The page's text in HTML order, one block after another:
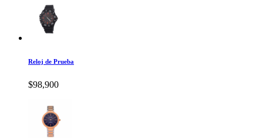
Reloj de Prueba
$98,900